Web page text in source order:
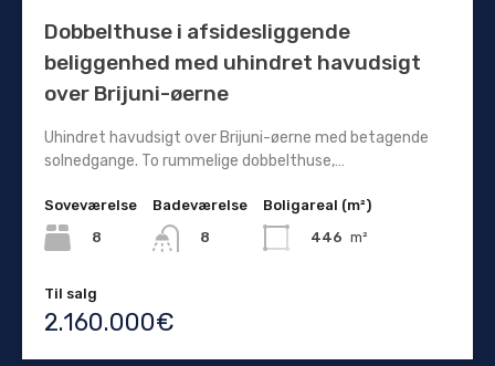
Dobbelthuse i afsidesliggende
beliggenhed med uhindret havudsigt
over Brijuni-øerne
Uhindret havudsigt over Brijuni-øerne med betagende
solnedgange. To rummelige dobbelthuse,…
Soveværelse
8
Badeværelse
8
Boligareal (m²)
446 m²
Til salg
2.160.000€